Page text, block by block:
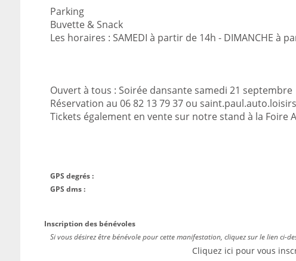
Parking
Buvette & Snack
Les horaires : SAMEDI à partir de 14h - DIMANCHE à
Ouvert à tous : Soirée dansante samedi 21 septembre
Réservation au 06 82 13 79 37 ou
Tickets également en vente sur notre stand à la Foire
GPS degrés :
GPS dms :
Inscription des bénévoles
Si vous désirez être bénévole pour cette manifestation, cliquez sur le lien ci-
Cliquez ici pour vous